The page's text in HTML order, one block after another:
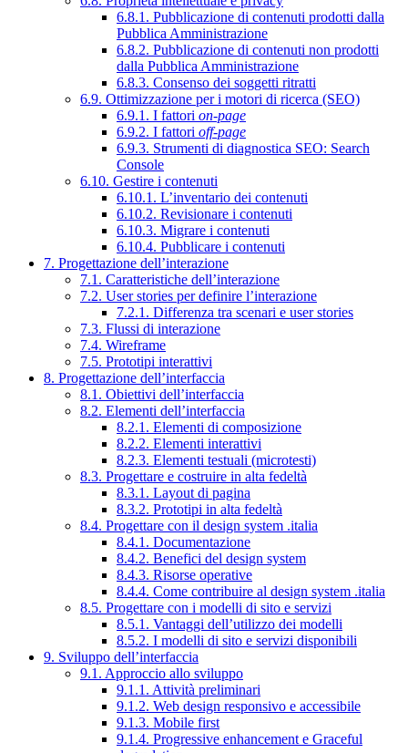
6.8.1. Pubblicazione di contenuti prodotti dalla
Pubblica Amministrazione
6.8.2. Pubblicazione di contenuti non prodotti
dalla Pubblica Amministrazione
6.8.3. Consenso dei soggetti ritratti
6.9. Ottimizzazione per i motori di ricerca (SEO)
6.9.1. I fattori on-page
6.9.2. I fattori off-page
6.9.3. Strumenti di diagnostica SEO: Search
Console
6.10. Gestire i contenuti
6.10.1. L’inventario dei contenuti
6.10.2. Revisionare i contenuti
6.10.3. Migrare i contenuti
6.10.4. Pubblicare i contenuti
7. Progettazione dell’interazione
7.1. Caratteristiche dell’interazione
7.2. User stories per definire l’interazione
7.2.1. Differenza tra scenari e user stories
7.3. Flussi di interazione
7.4. Wireframe
7.5. Prototipi interattivi
8. Progettazione dell’interfaccia
8.1. Obiettivi dell’interfaccia
8.2. Elementi dell’interfaccia
8.2.1. Elementi di composizione
8.2.2. Elementi interattivi
8.2.3. Elementi testuali (microtesti)
8.3. Progettare e costruire in alta fedeltà
8.3.1. Layout di pagina
8.3.2. Prototipi in alta fedeltà
8.4. Progettare con il design system .italia
8.4.1. Documentazione
8.4.2. Benefici del design system
8.4.3. Risorse operative
8.4.4. Come contribuire al design system .italia
8.5. Progettare con i modelli di sito e servizi
8.5.1. Vantaggi dell’utilizzo dei modelli
8.5.2. I modelli di sito e servizi disponibili
9. Sviluppo dell’interfaccia
9.1. Approccio allo sviluppo
9.1.1. Attività preliminari
9.1.2. Web design responsivo e accessibile
9.1.3. Mobile first
9.1.4. Progressive enhancement e Graceful